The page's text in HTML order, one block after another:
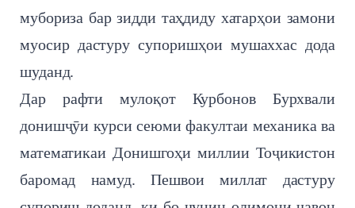
мубориза бар зидди таҳдиду хатарҳои замони
муосир дастуру супоришҳои мушаххас дода
шуданд.
Дар рафти мулоқот Курбонов Бурхвали
донишҷӯи курси сеюми факултаи механика ва
математикаи Донишгоҳи миллии Тоҷикистон
баромад намуд. Пешвои миллат дастуру